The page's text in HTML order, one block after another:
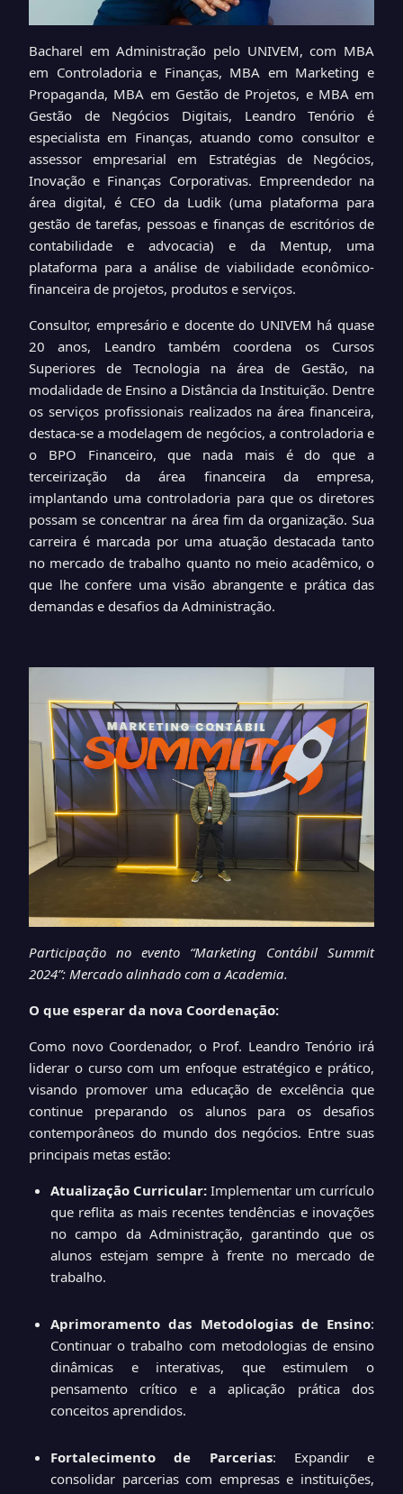
Bacharel em Administração pelo UNIVEM, com MBA
em Controladoria e Finanças, MBA em Marketing e
Propaganda, MBA em Gestão de Projetos, e MBA em
Gestão de Negócios Digitais, Leandro Tenório é
especialista em Finanças, atuando como consultor e
assessor empresarial em Estratégias de Negócios,
Inovação e Finanças Corporativas. Empreendedor na
área digital, é CEO da Ludik (uma plataforma para
gestão de tarefas, pessoas e finanças de escritórios de
contabilidade e advocacia) e da Mentup, uma
plataforma para a análise de viabilidade econômico-
financeira de projetos, produtos e serviços.
Consultor, empresário e docente do UNIVEM há quase
20 anos, Leandro também coordena os Cursos
Superiores de Tecnologia na área de Gestão, na
modalidade de Ensino a Distância da Instituição. Dentre
os serviços profissionais realizados na área financeira,
destaca-se a modelagem de negócios, a controladoria e
o BPO Financeiro, que nada mais é do que a
terceirização da área financeira da empresa,
implantando uma controladoria para que os diretores
possam se concentrar na área fim da organização. Sua
carreira é marcada por uma atuação destacada tanto
no mercado de trabalho quanto no meio acadêmico, o
que lhe confere uma visão abrangente e prática das
demandas e desafios da Administração.
Participação no evento “Marketing Contábil Summit
2024”: Mercado alinhado com a Academia.
O que esperar da nova Coordenação:
Como novo Coordenador, o Prof. Leandro Tenório irá
liderar o curso com um enfoque estratégico e prático,
visando promover uma educação de excelência que
continue preparando os alunos para os desafios
contemporâneos do mundo dos negócios. Entre suas
principais metas estão:
Atualização Curricular: Implementar um currículo
que reflita as mais recentes tendências e inovações
no campo da Administração, garantindo que os
alunos estejam sempre à frente no mercado de
trabalho.
Aprimoramento das Metodologias de Ensino:
Continuar o trabalho com metodologias de ensino
dinâmicas e interativas, que estimulem o
pensamento crítico e a aplicação prática dos
conceitos aprendidos.
Fortalecimento de Parcerias: Expandir e
consolidar parcerias com empresas e instituições,